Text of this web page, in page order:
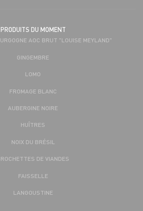
PRODUITS DU MOMENT
AOC BRUT "LOUISE MEYLAND"
GINGEMBRE
LOMO
FROMAGE BLANC
AUBERGINE NOIRE
HUÎTRES
NOIX DU BRÉSIL
DE VIANDES
FAISSELLE
LANGOUSTINE